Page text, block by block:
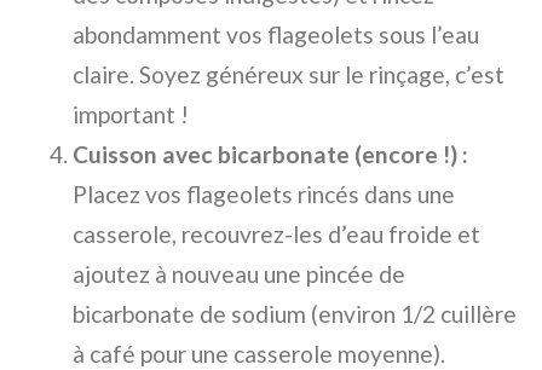
abondamment vos flageolets sous l’eau
claire. Soyez généreux sur le rinçage, c’est
important !
Cuisson avec bicarbonate (encore !) :
Placez vos flageolets rincés dans une
casserole, recouvrez-les d’eau froide et
ajoutez à nouveau une pincée de
bicarbonate de sodium (environ 1/2 cuillère
à café pour une casserole moyenne).